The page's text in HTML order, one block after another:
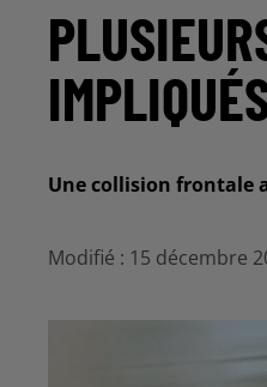
Une collision frontale
Modifié : 15 décembre